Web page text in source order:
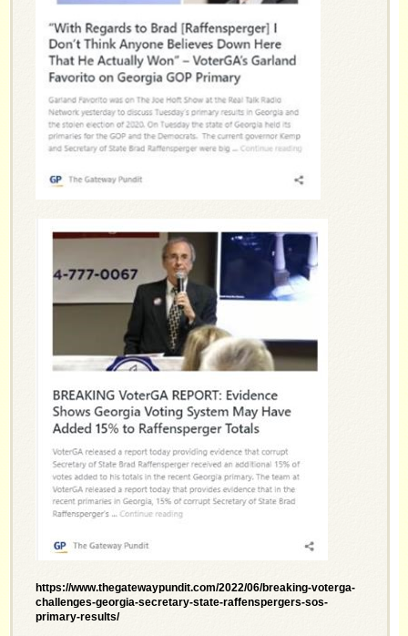
https://www.thegatewaypundit.com/2022/06/breaking-voterga-
challenges-georgia-secretary-state-raffenspergers-sos-
primary-results/